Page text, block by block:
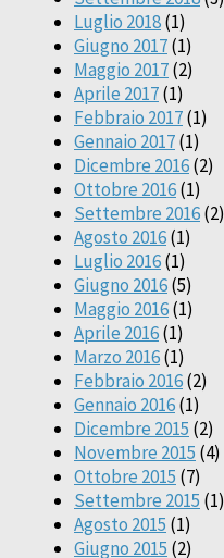
Luglio 2018(1)
Giugno 2017(1)
Maggio 2017(2)
Aprile 2017(1)
Febbraio 2017(1)
Gennaio 2017(1)
Dicembre 2016(2)
Ottobre 2016(1)
Settembre 2016(2)
Agosto 2016(1)
Luglio 2016(1)
Giugno 2016(5)
Maggio 2016(1)
Aprile 2016(1)
Marzo 2016(1)
Febbraio 2016(2)
Gennaio 2016(1)
Dicembre 2015 (2)
Novembre 2015 (4)
Ottobre 2015 (7)
Settembre 2015 (1)
Agosto 2015 (1)
Giugno 2015 (2)